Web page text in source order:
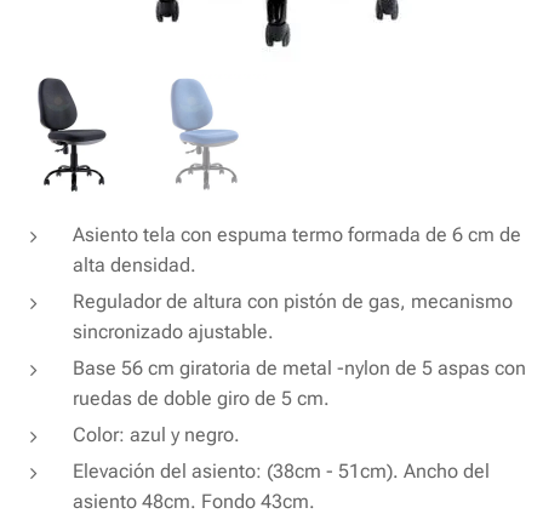
Asiento tela con espuma termo formada de 6 cm de
alta densidad.
Regulador de altura con pistón de gas, mecanismo
sincronizado ajustable.
Base 56 cm giratoria de metal -nylon de 5 aspas con
ruedas de doble giro de 5 cm.
Color: azul y negro.
Elevación del asiento: (38cm - 51cm). Ancho del
asiento 48cm. Fondo 43cm.